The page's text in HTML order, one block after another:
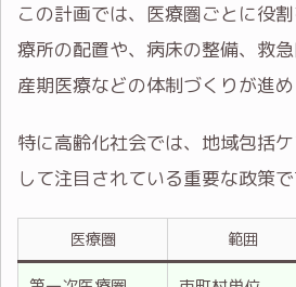
この計画では、医療圏ごとに役
療所の配置や、病床の整備、救
産期医療などの体制づくりが進め
特に高齢化社会では、地域包括
して注目されている重要な政策で
医療圏 範囲